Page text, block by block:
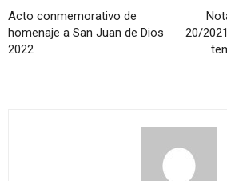
Acto conmemorativo de
homenaje a San Juan de Dios
2022
20/